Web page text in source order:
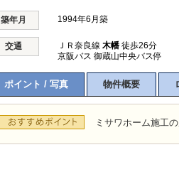
築年月 1994年6月築
交通 ＪＲ奈良線 木幡 徒歩26分
京阪バス 御蔵山中央バス停
ポイント / 写真 物件概要
ミサワホーム施工